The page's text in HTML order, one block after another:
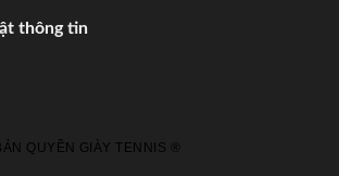
thông tin
QUYỀN GIÀY TENNIS ®️